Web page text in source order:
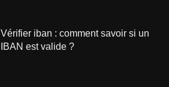
Vérifier iban : comment savoir si un
IBAN est valide ?